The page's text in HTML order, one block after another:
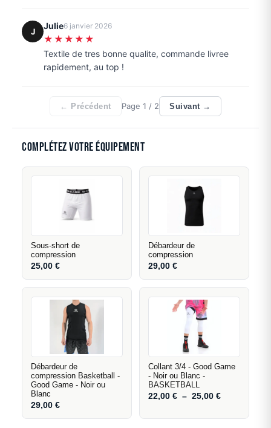
J
Julie6 janvier 2026
★★★★★
Textile de tres bonne qualite, commande livree
rapidement, au top !
← Précédent Page1 / 2 Suivant →
Complétez votre équipement
Sous-short de
compression
25,00€
Débardeur de
compression
29,00€
Débardeur de
compression Basketball -
Good Game - Noir ou
Blanc
29,00€
Collant 3/4 - Good Game
- Noir ou Blanc -
BASKETBALL
22,00€ – 25,00€